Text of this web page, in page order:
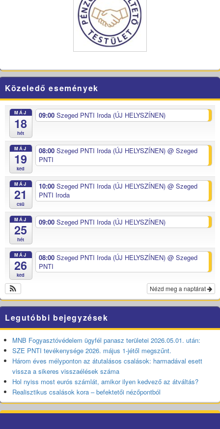
Közeledő események
MÁJ
18
hét
09:00 Szeged PNTI Iroda (ÚJ HELYSZÍNEN)
MÁJ
19
ked
08:00 Szeged PNTI Iroda (ÚJ HELYSZÍNEN) @ Szeged
PNTI
MÁJ
21
csü
10:00 Szeged PNTI Iroda (ÚJ HELYSZÍNEN) @ Szeged
PNTI Iroda
MÁJ
25
hét
09:00 Szeged PNTI Iroda (ÚJ HELYSZÍNEN)
MÁJ
26
ked
08:00 Szeged PNTI Iroda (ÚJ HELYSZÍNEN) @ Szeged
PNTI
Nézd meg a naptárat
Legutóbbi bejegyzések
MNB Fogyasztóvédelem ügyfél panasz területei 2026.05.01. után:
SZE PNTI tevékenysége 2026. május 1-jétől megszűnt.
Három éves mélyponton az átutalásos csalások: harmadával esett
vissza a sikeres visszaélések száma
Hol nyiss most eurós számlát, amikor ilyen kedvező az átváltás?
Realisztikus csalások kora – befektetői nézőpontból